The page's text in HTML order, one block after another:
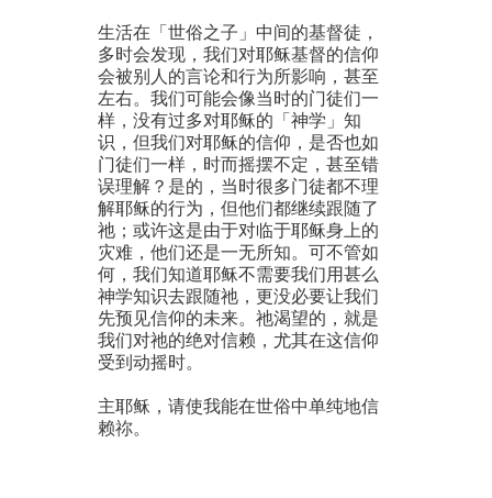
生活在「世俗之子」中间的基督徒，
多时会发现，我们对耶稣基督的信仰
会被别人的言论和行为所影响，甚至
左右。我们可能会像当时的门徒们一
样，没有过多对耶稣的「神学」知
识，但我们对耶稣的信仰，是否也如
门徒们一样，时而摇摆不定，甚至错
误理解？是的，当时很多门徒都不理
解耶稣的行为，但他们都继续跟随了
祂；或许这是由于对临于耶稣身上的
灾难，他们还是一无所知。可不管如
何，我们知道耶稣不需要我们用甚么
神学知识去跟随祂，更没必要让我们
先预见信仰的未来。祂渴望的，就是
我们对祂的绝对信赖，尤其在这信仰
受到动摇时。
主耶稣，请使我能在世俗中单纯地信
赖祢。